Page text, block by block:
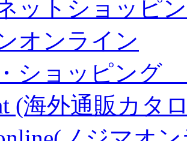
ットショッピ
オンライン
ショッピング
(海外通販カタ